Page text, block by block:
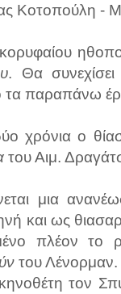
Κοτοπούλη -
. Θα
παραπάνω
χρόνια ο
του Αιμ.
μια
και ως
πλέον το
του Λένορμαν.
τον